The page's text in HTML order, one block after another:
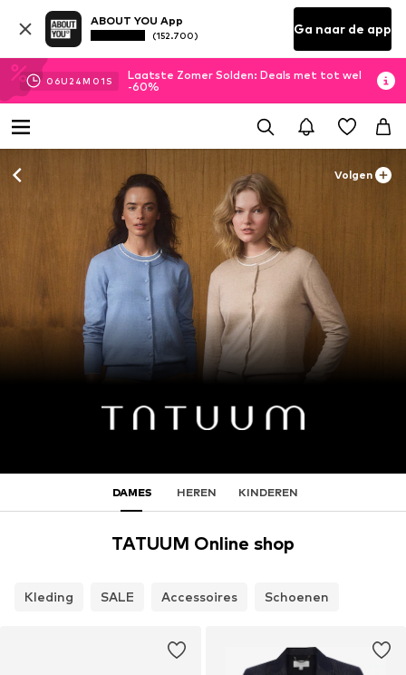
ABOUT YOU App
(152.700) Ga naar de app
06U 23M 59 S
Laatste Zomer Solden: Deals met tot wel
-60%
Volgen
DAMES HEREN KINDEREN
TATUUM Online shop
Kleding SALE Accessoires Schoenen